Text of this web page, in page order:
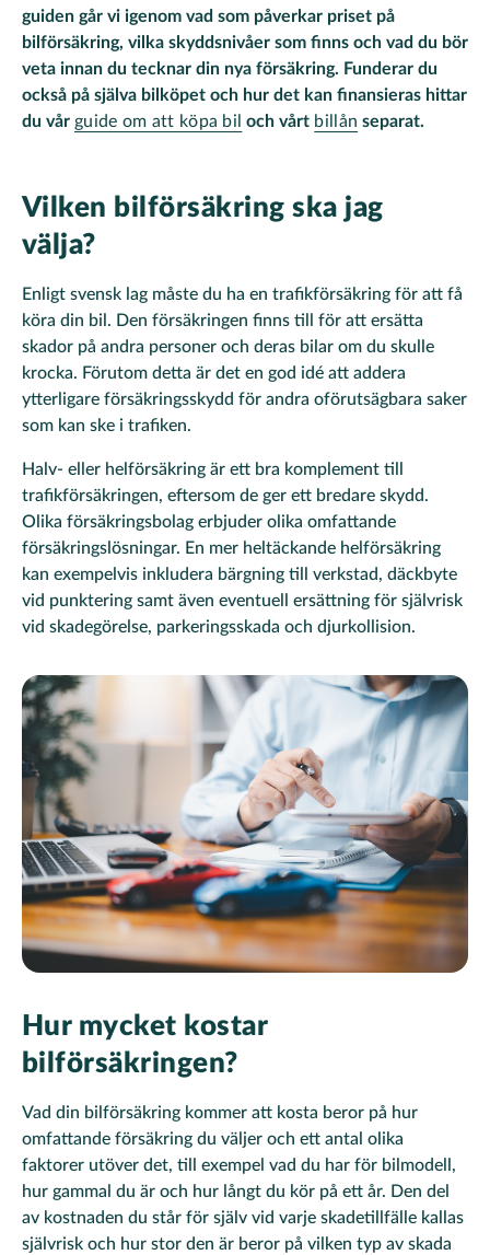
guiden går vi igenom vad som påverkar priset på
bilförsäkring, vilka skyddsnivåer som finns och vad du bör
veta innan du tecknar din nya försäkring. Funderar du
också på själva bilköpet och hur det kan finansieras hittar
du vår guide om att köpa bil och vårt billån separat.
Vilken bilförsäkring ska jag
välja?
Enligt svensk lag måste du ha en trafikförsäkring för att få
köra din bil. Den försäkringen finns till för att ersätta
skador på andra personer och deras bilar om du skulle
krocka. Förutom detta är det en god idé att addera
ytterligare försäkringsskydd för andra oförutsägbara saker
som kan ske i trafiken.
Halv- eller helförsäkring är ett bra komplement till
trafikförsäkringen, eftersom de ger ett bredare skydd.
Olika försäkringsbolag erbjuder olika omfattande
försäkringslösningar. En mer heltäckande helförsäkring
kan exempelvis inkludera bärgning till verkstad, däckbyte
vid punktering samt även eventuell ersättning för självrisk
vid skadegörelse, parkeringsskada och djurkollision.
Hur mycket kostar
bilförsäkringen?
Vad din bilförsäkring kommer att kosta beror på hur
omfattande försäkring du väljer och ett antal olika
faktorer utöver det, till exempel vad du har för bilmodell,
hur gammal du är och hur långt du kör på ett år. Den del
av kostnaden du står för själv vid varje skadetillfälle kallas
självrisk och hur stor den är beror på vilken typ av skada